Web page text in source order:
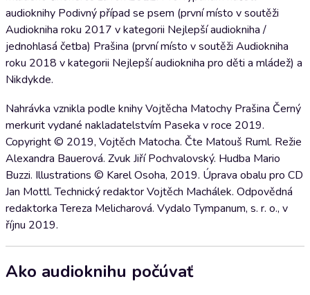
audioknihy Podivný případ se psem (první místo v soutěži
Audiokniha roku 2017 v kategorii Nejlepší audiokniha /
jednohlasá četba) Prašina (první místo v soutěži Audiokniha
roku 2018 v kategorii Nejlepší audiokniha pro děti a mládež) a
Nikdykde.
Nahrávka vznikla podle knihy Vojtěcha Matochy Prašina Černý
merkurit vydané nakladatelstvím Paseka v roce 2019.
Copyright © 2019, Vojtěch Matocha. Čte Matouš Ruml. Režie
Alexandra Bauerová. Zvuk Jiří Pochvalovský. Hudba Mario
Buzzi. Illustrations © Karel Osoha, 2019. Úprava obalu pro CD
Jan Mottl. Technický redaktor Vojtěch Machálek. Odpovědná
redaktorka Tereza Melicharová. Vydalo Tympanum, s. r. o., v
říjnu 2019.
Ako audioknihu počúvať